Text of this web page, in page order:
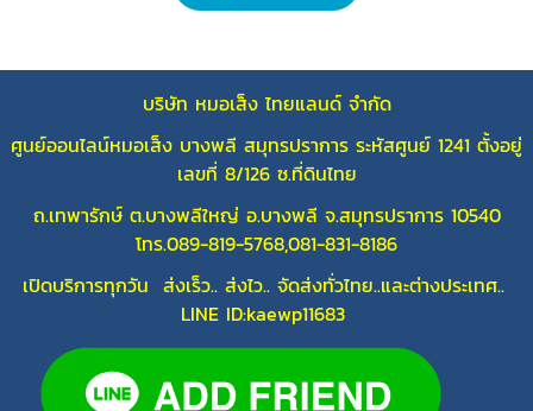
บริษัท หมอเส็ง ไทยแลนด์ จำกัด
ศูนย์ออนไลน์หมอเส็ง บางพลี สมุทรปราการ ระหัสศูนย์ 1241 ตั้งอยู่
เลขที่ 8/126 ซ.ที่ดินไทย
ถ.เทพารักษ์ ต.บางพลีใหญ่ อ.บางพลี จ.สมุทรปราการ 10540
โทร.089-819-5768,081-831-8186
เปิดบริการทุกวัน ส่งเร็ว.. ส่งไว.. จัดส่งทั่วไทย..และต่างประเทศ..
LINE ID:kaewp11683